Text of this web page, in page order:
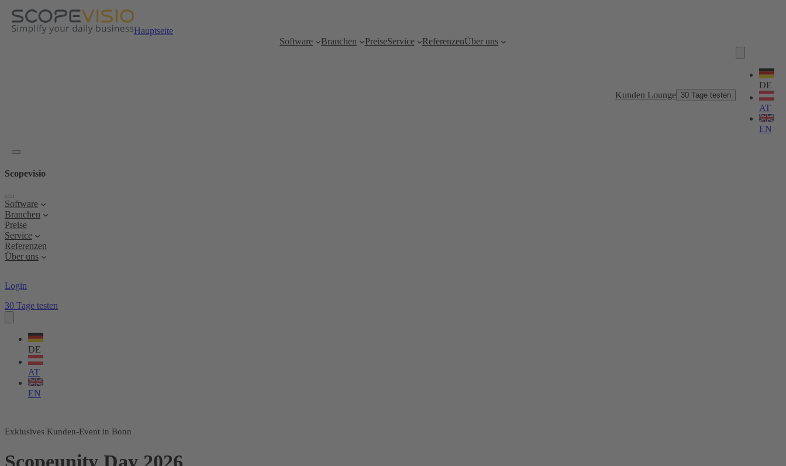
Zum
Inhalt
springen
Hauptseite
Software
Branchen PreiseService ReferenzenÜber uns
Kunden Lounge 30 Tage testen
Sprache
wählen
DE
AT
EN
Scopevisio
Software
Branchen
Preise
Service
Referenzen
Über uns
Login
30 Tage testen
Sprache
wählen
DE
AT
EN
Exklusives Kunden-Event in Bonn
Scopeunity Day 2026